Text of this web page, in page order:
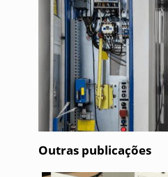
Outras publicações